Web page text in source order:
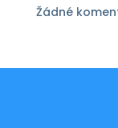
Žádné